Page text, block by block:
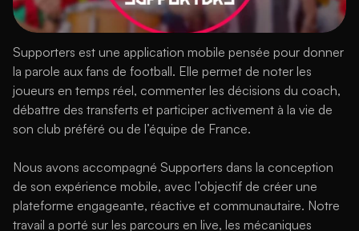
Supporters est une application mobile pensée pour donner
la parole aux fans de football. Elle permet de noter les
joueurs en temps réel, commenter les décisions du coach,
débattre des transferts et participer activement à la vie de
son club préféré ou de l’équipe de France.
Nous avons accompagné Supporters dans la conception
de son expérience mobile, avec l’objectif de créer une
plateforme engageante, réactive et communautaire. Notre
travail a porté sur les parcours en live, les mécaniques